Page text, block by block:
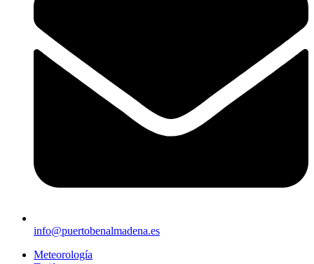
info@puertobenalmadena.es
Meteorología